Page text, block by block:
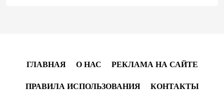
Хикмет Гаджиев поделился публикацией в связи с
годовщиной Вашингтонского саммита (ВИДЕО)
15:14 8 августа 2026
ГЛАВНАЯ О НАС РЕКЛАМА НА САЙТЕ
ПРАВИЛА ИСПОЛЬЗОВАНИЯ КОНТАКТЫ